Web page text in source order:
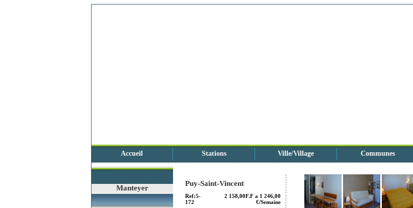
Accueil Stations Ville/Village Communes
Manteyer
Puy-Saint-Vincent
Ref:5-
172
2 158,00F.F a 1 246,00
€/Semaine